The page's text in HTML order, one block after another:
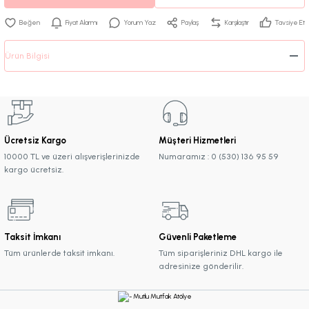
Fiyat Alarmı Yorum Yaz Paylaş Karşılaştır Tavsiye Et
Ürün Bilgisi
Ücretsiz Kargo
10000 TL ve üzeri alışverişlerinizde
kargo ücretsiz.
Müşteri Hizmetleri
Numaramız : 0 (530) 136 95 59
Taksit İmkanı
Tüm ürünlerde taksit imkanı.
Güvenli Paketleme
Tüm siparişleriniz DHL kargo ile
adresinize gönderilir.